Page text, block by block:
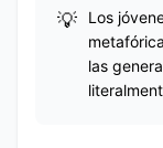
Los
las